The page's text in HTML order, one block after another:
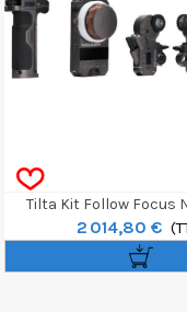
Tilta Kit Follow Focus
2 014,80 €